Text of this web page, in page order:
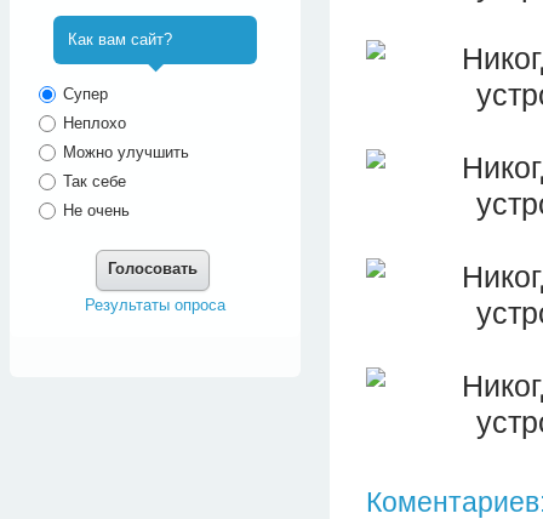
Как вам сайт?
Супер
Неплохо
Можно улучшить
Так себе
Не очень
Голосовать
Результаты опроса